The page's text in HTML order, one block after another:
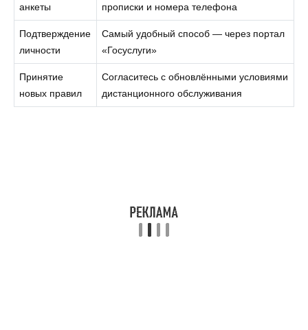
анкеты
прописки и номера телефона
Подтверждение
личности
Самый удобный способ — через портал
«Госуслуги»
Принятие
новых правил
Согласитесь с обновлёнными условиями
дистанционного обслуживания